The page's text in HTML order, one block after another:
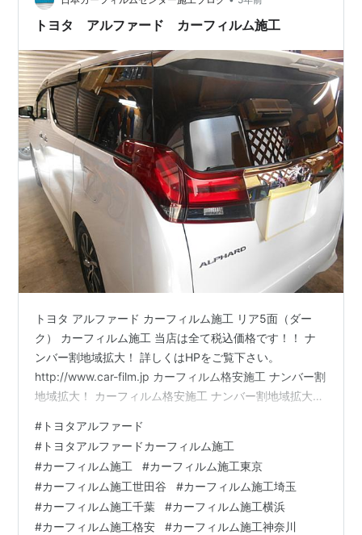
トヨタ アルファード カーフィルム施工
トヨタ アルファード カーフィルム施工 リア5面（ダー
ク） カーフィルム施工 当店は全て税込価格です！！ ナ
ンバー割地域拡大！ 詳しくはHPをご覧下さい。
http://www.car-film.jp カーフィルム格安施工 ナンバー割
地域拡大！ カーフィルム格安施工 ナンバー割地域拡大！
ム格安施工 ナンバー割地域拡大！ 詳しくはHPをご覧下
さい。http://www.car-film.jp ボディコーティング・ガラ
スコーティング格安・激安キャンペーン中！！ボディコ
ーティング・ガラスコーティング格安・激安キャンペー
ン中！！ボディコーティング・…
# トヨタアルファード
# トヨタアルファードカーフィルム施工
#カーフィルム施工 #カーフィルム施工東京
#カーフィルム施工世田谷 #カーフィルム施工埼玉
#カーフィルム施工千葉 #カーフィルム施工横浜
#カーフィルム施工格安 #カーフィルム施工神奈川